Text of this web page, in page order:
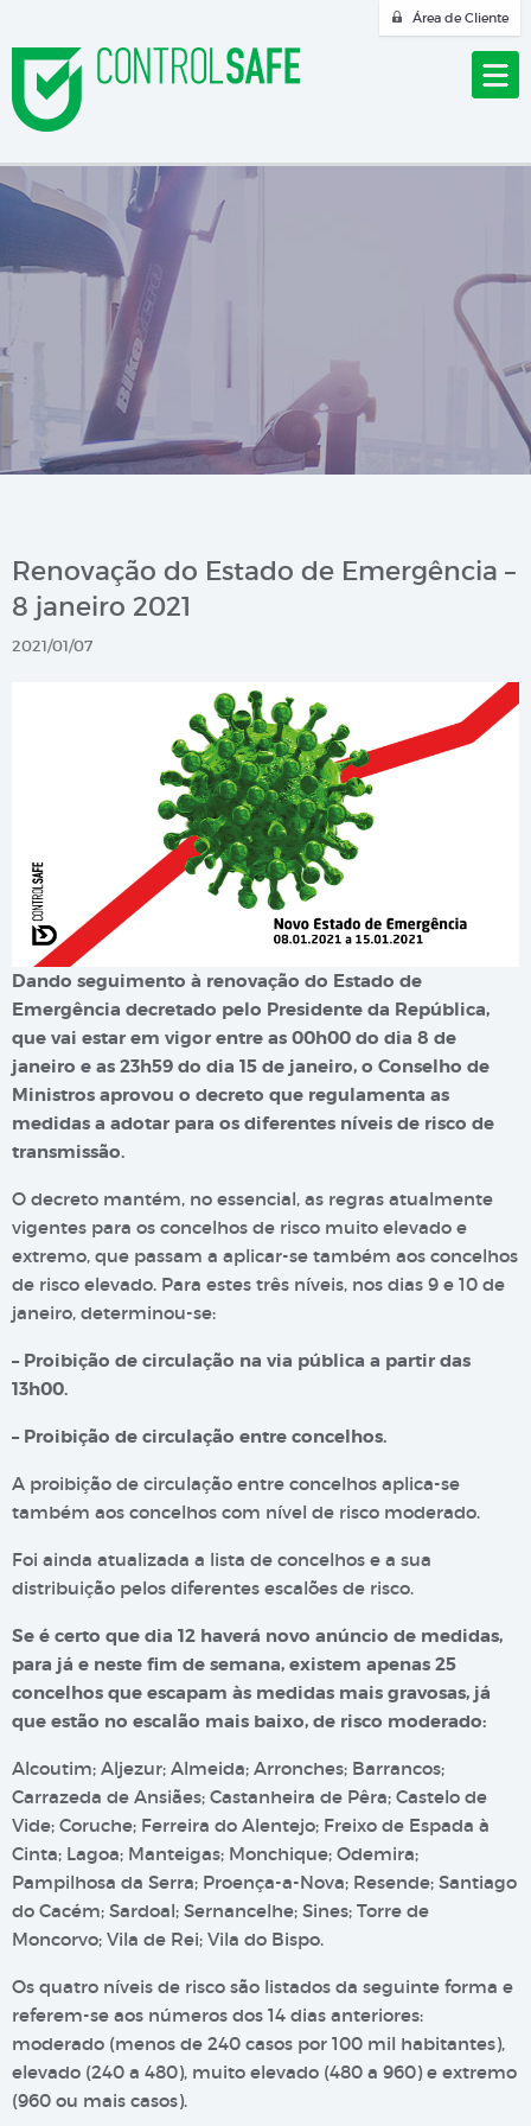
Área de Cliente
Renovação do Estado de Emergência –
8 janeiro 2021
2021/01/07
Dando seguimento à renovação do Estado de
Emergência decretado pelo Presidente da República,
que vai estar em vigor entre as 00h00 do dia 8 de
janeiro e as 23h59 do dia 15 de janeiro, o Conselho de
Ministros aprovou o decreto que regulamenta as
medidas a adotar para os diferentes níveis de risco de
transmissão.
O decreto mantém, no essencial, as regras atualmente
vigentes para os concelhos de risco muito elevado e
extremo, que passam a aplicar-se também aos concelhos
de risco elevado. Para estes três níveis, nos dias 9 e 10 de
janeiro, determinou-se:
– Proibição de circulação na via pública a partir das
13h00.
– Proibição de circulação entre concelhos.
A proibição de circulação entre concelhos aplica-se
também aos concelhos com nível de risco moderado.
Foi ainda atualizada a lista de concelhos e a sua
distribuição pelos diferentes escalões de risco.
Se é certo que dia 12 haverá novo anúncio de medidas,
para já e neste fim de semana, existem apenas 25
concelhos que escapam às medidas mais gravosas, já
que estão no escalão mais baixo, de risco moderado:
Alcoutim; Aljezur; Almeida; Arronches; Barrancos;
Carrazeda de Ansiães; Castanheira de Pêra; Castelo de
Vide; Coruche; Ferreira do Alentejo; Freixo de Espada à
Cinta; Lagoa; Manteigas; Monchique; Odemira;
Pampilhosa da Serra; Proença-a-Nova; Resende; Santiago
do Cacém; Sardoal; Sernancelhe; Sines; Torre de
Moncorvo; Vila de Rei; Vila do Bispo.
Os quatro níveis de risco são listados da seguinte forma e
referem-se aos números dos 14 dias anteriores:
moderado (menos de 240 casos por 100 mil habitantes),
elevado (240 a 480), muito elevado (480 a 960) e extremo
(960 ou mais casos).